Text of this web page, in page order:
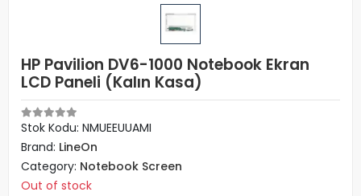
HP Pavilion DV6-1000 Notebook Ekran
LCD Paneli (Kalın Kasa)
Stok Kodu: NMUEEUUAMI
Brand: LineOn
Category: Notebook Screen
Out of stock